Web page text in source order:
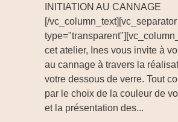
INITIATION AU CANNAGE
[/vc_column_text][vc_separator
cet atelier, Ines vous invite à
au cannage à travers la
votre dessous de verre. Tout
par le choix de la couleur de
et la présentation des...